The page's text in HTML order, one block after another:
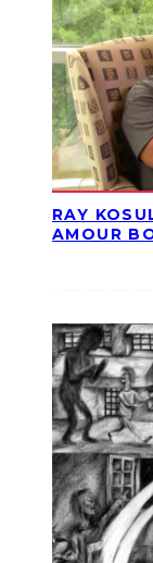
RAY
AMOUR